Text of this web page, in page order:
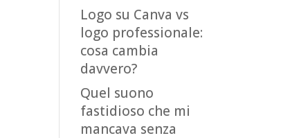
Logo su Canva vs
logo professionale:
cosa cambia
davvero?
Quel suono
fastidioso che mi
mancava senza